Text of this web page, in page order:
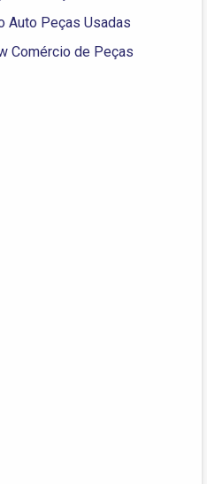
Auto Peças Usadas
Comércio de Peças